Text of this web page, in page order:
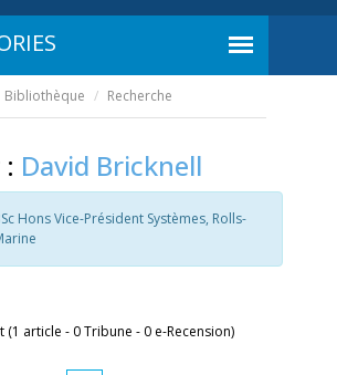
Bibliothèque Recherche
David Bricknell
Hons Vice-Président Systèmes, Rolls-
(1 article - 0 Tribune - 0 e-Recension)